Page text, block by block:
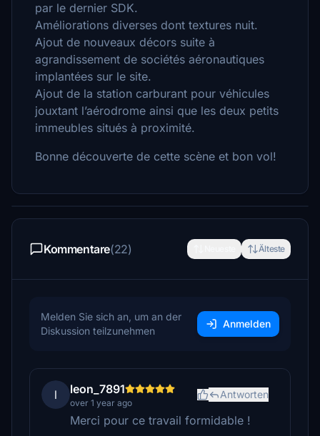
par le dernier SDK.
Améliorations diverses dont textures nuit.
Ajout de nouveaux décors suite à
agrandissement de sociétés aéronautiques
implantées sur le site.
Ajout de la station carburant pour véhicules
jouxtant l’aérodrome ainsi que les deux petits
immeubles situés à proximité.
Bonne découverte de cette scène et bon vol!
Kommentare(22) Älteste
Melden Sie sich an, um an der
Diskussion teilzunehmen
Anmelden
l leon_7891
over 1 year ago
Antworten
Merci pour ce travail formidable !